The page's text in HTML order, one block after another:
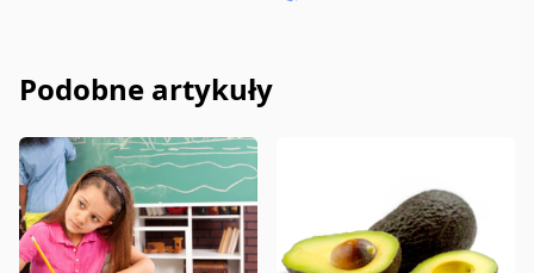
Podobne artykuły